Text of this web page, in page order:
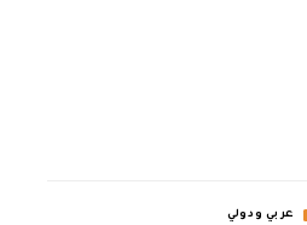
عربي ودولي